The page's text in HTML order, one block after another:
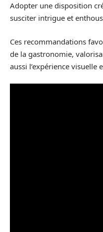
Adopter une disposition
susciter intrigue et
Ces recommandations
de la gastronomie,
aussi l’expérience visuelle